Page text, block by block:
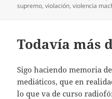
supremo,violación,violencia
Todavía más
Sigo haciendo memoria
mediáticos, que en
lo que va de curso